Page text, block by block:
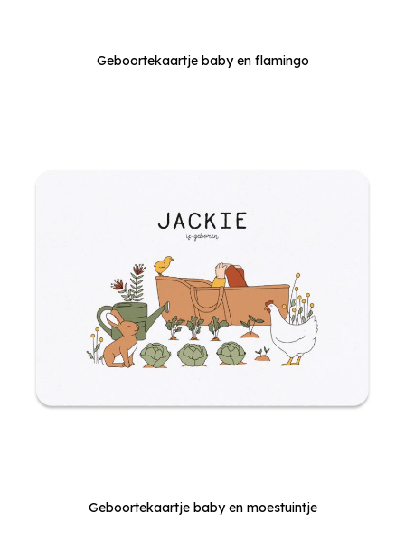
Geboortekaartje baby en flamingo
Geboortekaartje baby en moestuintje